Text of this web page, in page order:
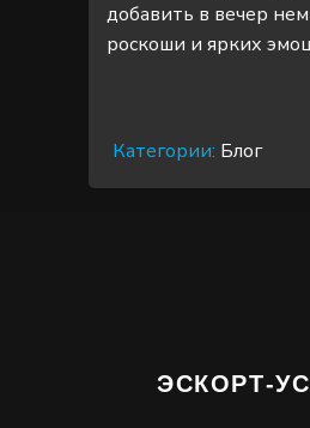
добавить в вечер
роскоши и ярких
Категории: Блог
ЭСКОРТ-